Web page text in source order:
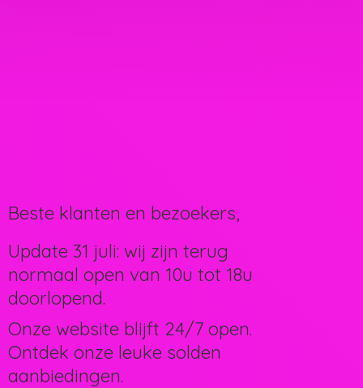
Beste klanten en bezoekers,
Update 31 juli: wij zijn terug
normaal open van 10u tot 18u
doorlopend.
Onze website blijft 24/7 open.
Ontdek onze leuke solden
aanbiedingen.